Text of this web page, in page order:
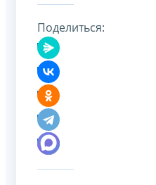
Поделиться: